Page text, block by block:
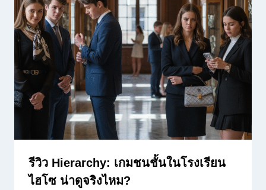
รีวิว Hierarchy: เกมชนชั้นในโรงเรียน
ไฮโซ น่าดูจริงไหม?